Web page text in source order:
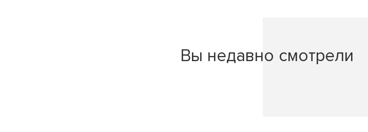
Вы недавно смотрели